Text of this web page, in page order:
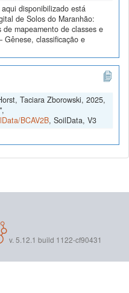
disponibilizado está
de Solos do Maranhão:
mapeamento de classes e
Gênese, classificação e
Taciara Zborowski, 2025,
BCAV2B, SoilData, V3
v. 5.12.1 build 1122-cf90431